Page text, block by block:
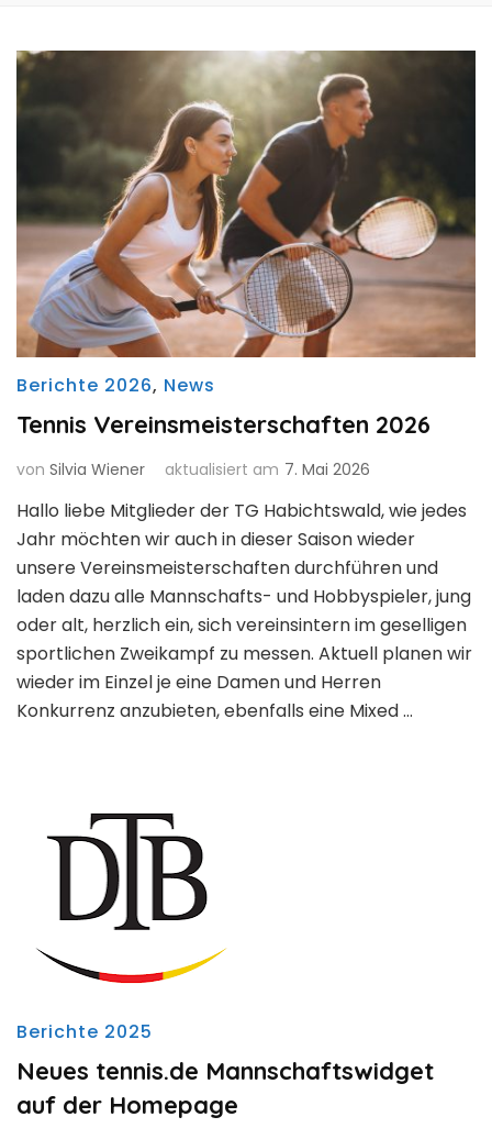
Berichte 2026, News
Tennis Vereinsmeisterschaften 2026
von Silvia Wiener aktualisiert am 7. Mai 2026
Hallo liebe Mitglieder der TG Habichtswald, wie jedes
Jahr möchten wir auch in dieser Saison wieder
unsere Vereinsmeisterschaften durchführen und
laden dazu alle Mannschafts- und Hobbyspieler, jung
oder alt, herzlich ein, sich vereinsintern im geselligen
sportlichen Zweikampf zu messen. Aktuell planen wir
wieder im Einzel je eine Damen und Herren
Konkurrenz anzubieten, ebenfalls eine Mixed …
Berichte 2025
Neues tennis.de Mannschaftswidget
auf der Homepage